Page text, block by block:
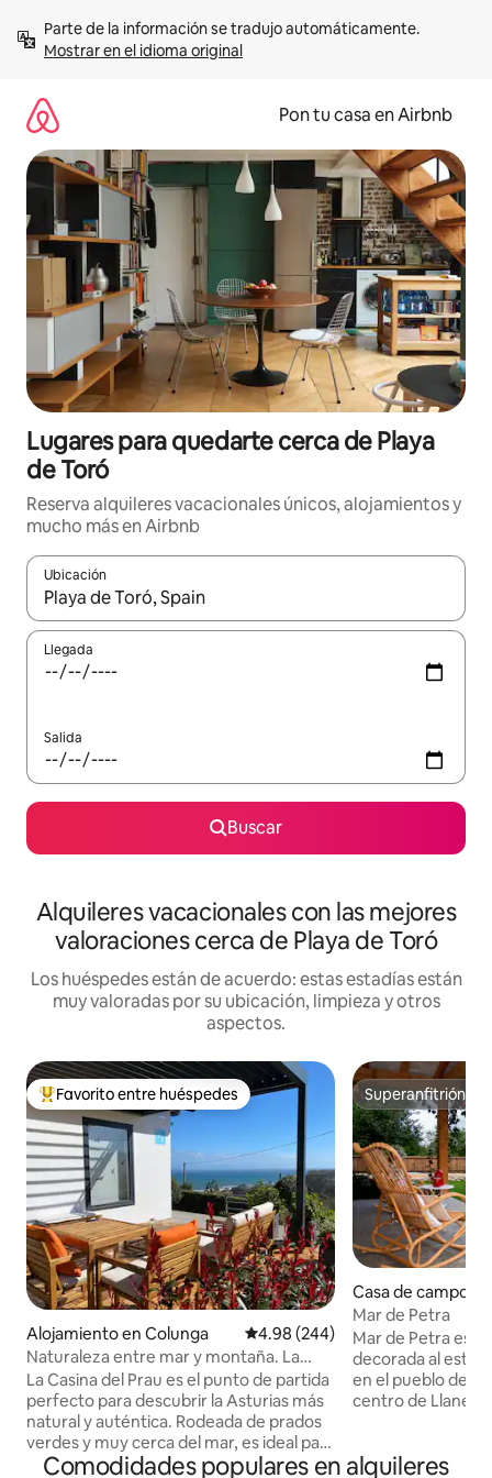
contenidoMostrar en el idioma original
Pon tu casa en Airbnb
Lugares para quedarte cerca de Playa
de Toró
Reserva alquileres vacacionales únicos, alojamientos y
mucho más en Airbnb
Ubicación
Cuando los resultados estén disponibles, navega con las
Llegada
Salida
Buscar
Alquileres vacacionales con las mejores
valoraciones cerca de Playa de Toró
Los huéspedes están de acuerdo: estas estadías están
muy valoradas por su ubicación, limpieza y otros
aspectos.
Favorito entre huéspedes preferido
Favorito entre huéspedes
Alojamiento en Colunga Calificación promedio: 4.98 de
4.98 (244)
Naturaleza entre mar y montaña. La
casina del Prau
La Casina del Prau es el punto de partida
perfecto para descubrir la Asturias más
natural y auténtica. Rodeada de prados
verdes y muy cerca del mar, es ideal para
amantes del senderismo, el surf y la
Superanfitrión
Superanfitrión
Casa de campo
Mar de Petra
Mar de Petra es
decorada al estilo
en el pueblo de
centro de Llanes
dentro del concejo. Su zona de
Comodidades populares en alquileres